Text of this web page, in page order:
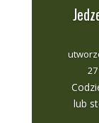
27
lub